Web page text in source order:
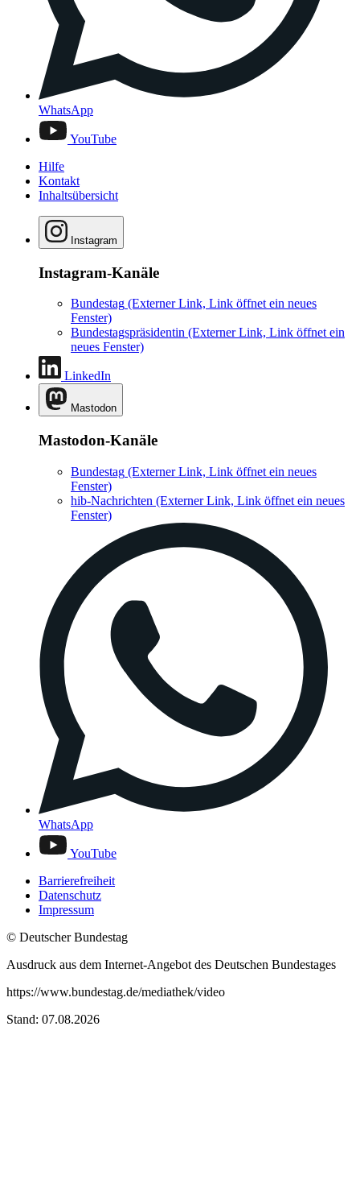
WhatsApp
YouTube
Hilfe
Kontakt
Inhaltsübersicht
Instagram
Instagram-Kanäle
Bundestag (Externer Link, Link öffnet ein neues
Fenster)
Bundestagspräsidentin (Externer Link, Link öffnet ein
neues Fenster)
LinkedIn
Mastodon
Mastodon-Kanäle
Bundestag (Externer Link, Link öffnet ein neues
Fenster)
hib-Nachrichten (Externer Link, Link öffnet ein neues
Fenster)
WhatsApp
YouTube
Barrierefreiheit
Datenschutz
Impressum
© Deutscher Bundestag
Ausdruck aus dem Internet-Angebot des Deutschen Bundestages
https://www.bundestag.de/mediathek/video
Stand: 07.08.2026